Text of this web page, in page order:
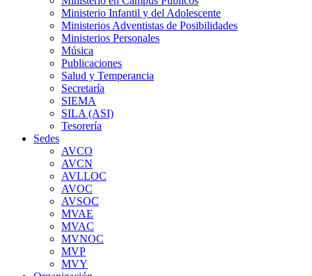
Ministerio Infantil y del Adolescente
Ministerios Adventistas de Posibilidades
Ministerios Personales
Música
Publicaciones
Salud y Temperancia
Secretaría
SIEMA
SILA (ASI)
Tesorería
Sedes
AVCO
AVCN
AVLLOC
AVOC
AVSOC
MVAE
MVAC
MVNOC
MVP
MVY